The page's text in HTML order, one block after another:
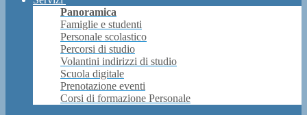
Panoramica
Famiglie e studenti
Personale scolastico
Percorsi di studio
Volantini indirizzi di studio
Scuola digitale
Prenotazione eventi
Corsi di formazione Personale